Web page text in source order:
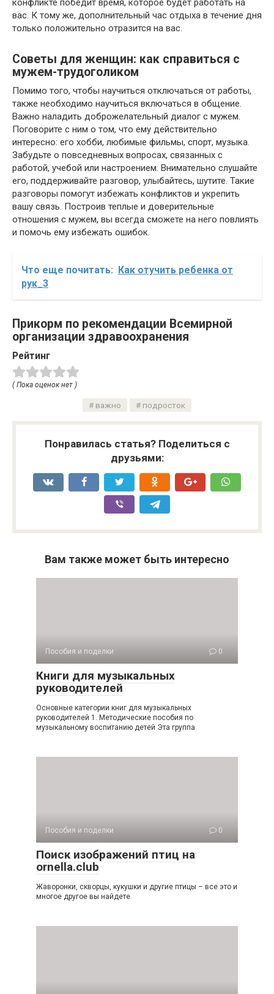
конфликте победит время, которое будет работать на
вас. К тому же, дополнительный час отдыха в течение дня
только положительно отразится на вас.
Советы для женщин: как справиться с
мужем-трудоголиком
Помимо того, чтобы научиться отключаться от работы,
также необходимо научиться включаться в общение.
Важно наладить доброжелательный диалог с мужем.
Поговорите с ним о том, что ему действительно
интересно: его хобби, любимые фильмы, спорт, музыка.
Забудьте о повседневных вопросах, связанных с
работой, учебой или настроением. Внимательно слушайте
его, поддерживайте разговор, улыбайтесь, шутите. Такие
разговоры помогут избежать конфликтов и укрепить
вашу связь. Построив теплые и доверительные
отношения с мужем, вы всегда сможете на него повлиять
и помочь ему избежать ошибок.
Что еще почитать: Как отучить ребенка от
рук_3
Прикорм по рекомендации Всемирной
организации здравоохранения
Рейтинг
( Пока оценок нет )
важно подросток
Понравилась статья? Поделиться с
друзьями:
Вам также может быть интересно
Пособия и поделки 0
Книги для музыкальных
руководителей
Основные категории книг для музыкальных
руководителей 1. Методические пособия по
музыкальному воспитанию детей Эта группа
Пособия и поделки 0
Поиск изображений птиц на
ornella.club
Жаворонки, скворцы, кукушки и другие птицы – все это и
многое другое вы найдете